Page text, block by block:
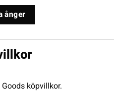
ånger
köpvillkor.